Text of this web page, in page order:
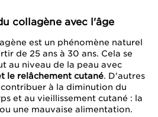
collagène avec l'âge
est un phénomène naturel
de 25 ans à 30 ans. Cela se
au niveau de la peau avec
le relâchement cutané. D'autres
à la diminution du
et au vieillissement cutané : la
une mauvaise alimentation.